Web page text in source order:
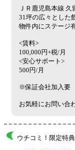
ＪＲ鹿児島本線 久
31坪の広々とした
物件内にステージ
<賃料>
100,000円+税/月
<安心サポート>
500円/月
※保証会社加入要
お気軽にお問い合
ウチコミ！限定特典